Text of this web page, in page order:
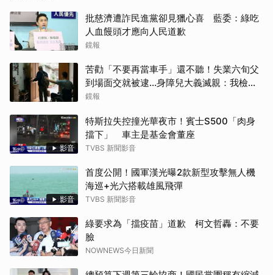
批慈濟遭詐民進黨卻見獵心喜 藍委：綠吃
人血饅頭才應向人民道歉
鏡報
苦勸「不要再當車手」還不聽！失業六旬父
到場面交就被逮…身障兒大義滅親：我檢舉
的
鏡報
影音
特斯拉失控撞光華夜市！賓士S500「肉身
擋下」 車主是基金會董座
TVBS 新聞影音
影音
首度公開！國軍漢光曝2款新型攻擊無人機
海巡+光六搭載雄風飛彈
TVBS 新聞影音
綠要求為「擋疫苗」道歉 柯文哲轟：不要
臉
NOWNEWS今日新聞